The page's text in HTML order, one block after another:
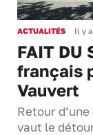
ACTUALITÉS Il y a
FAIT DU
français
Vauvert
Retour
vaut le